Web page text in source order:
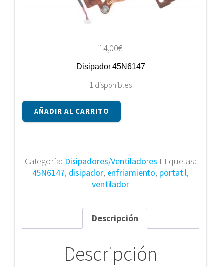
14,00€
Disipador 45N6147
1 disponibles
Disipador
45N6147
AÑADIR AL CARRITO
Categoría: Disipadores/Ventiladores Etiquetas:
45N6147, disipador, enfriamiento, portatil,
ventilador
Descripción
Descripción